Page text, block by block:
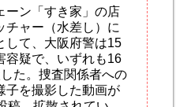
ーン「すき家」の店
チャー（水差し）に
して、大阪府警は15
容疑で、いずれも16
た。捜査関係者への
子を撮影した動画が